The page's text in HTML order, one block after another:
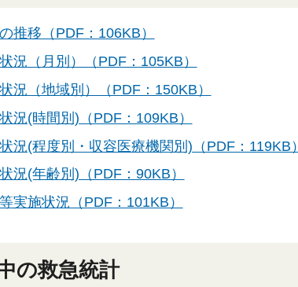
推移（PDF：106KB）
況（月別）（PDF：105KB）
況（地域別）（PDF：150KB）
況(時間別)（PDF：109KB）
況(程度別・収容医療機関別)（PDF：119KB）
況(年齢別)（PDF：90KB）
実施状況（PDF：101KB）
の救急統計